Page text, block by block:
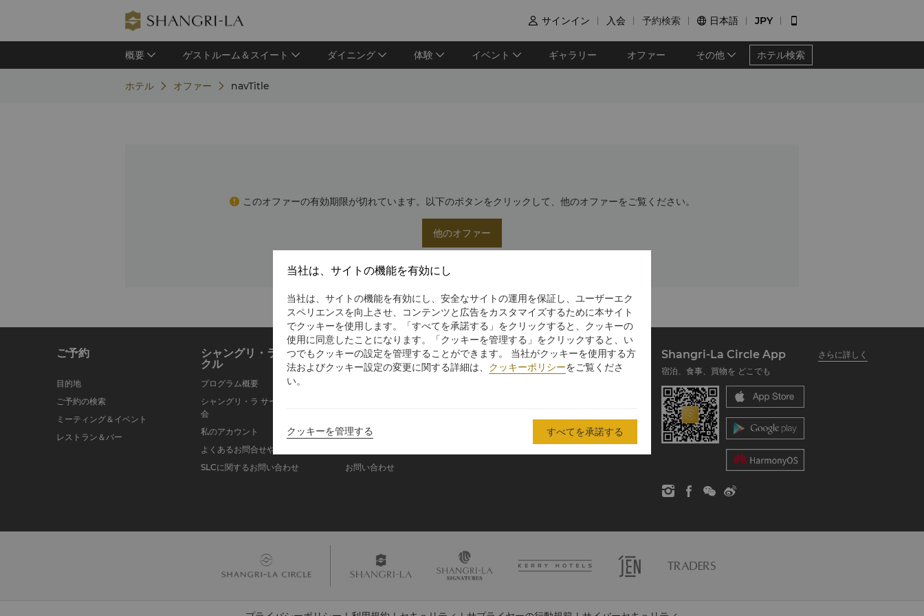
 サインイン 入会 予約検索  日本語 JPY 
概要 ゲストルーム＆スイート ダイニング 体験 イベント ギャラリー オファー その他 ホテル検索
ホテル オファー navTitle
このオファーの有効期限が切れています。以下のボタンをクリックして、他のオファーをご覧ください。
他のオファー
ご予約
目的地
ご予約の検索
ミーティング＆イベント
レストラン＆バー
シャングリ・ラ サー
クル
プログラム概要
シャングリ・ラ サークルに入
会
私のアカウント
よくあるお問合せや質問
SLCに関するお問い合わせ
シャングリ・ラ グル
ープ
シャングリ・ラ センター
お問い合わせ
企業の社会的責任
Shangri-La Circle App
さらに詳しく
宿泊、食事、買物を どこでも
当社は、サイトの機能を有効にし
当社は、サイトの機能を有効にし、安全なサイトの運用を保証し、ユーザーエク
スペリエンスを向上させ、コンテンツと広告をカスタマイズするために本サイト
でクッキーを使用します。「すべてを承諾する」をクリックすると、クッキーの
使用に同意したことになります。「クッキーを管理する」をクリックすると、い
つでもクッキーの設定を管理することができます。 当社がクッキーを使用する方
法およびクッキー設定の変更に関する詳細は、 クッキーポリシーをご覧くださ
い。
クッキーを管理する すべてを承諾する